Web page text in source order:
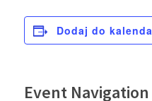
Dodaj do
Event Navigation